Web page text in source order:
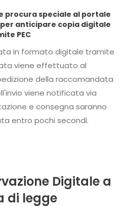
procura speciale al portale
PEC
formato digitale tramite
viene effettuato al
viene notificata via
e consegna saranno
disponibili nell'area riservata entro pochi secondi.
Digitale a
di legge